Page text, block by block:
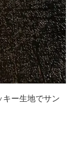
キー生地でサン